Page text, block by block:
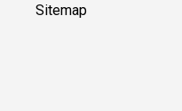
Sitemap